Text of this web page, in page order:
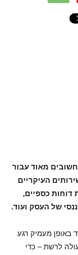
מאוד עבור
העיקריים
דוחות כספיים,
של העסק ועוד.
באופן מעמיק רגע
לרשת – כדי